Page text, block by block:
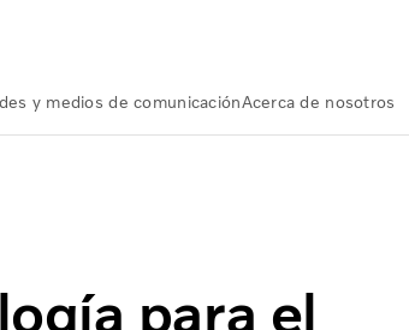
y medios de comunicaciónAcerca de nosotros
para el